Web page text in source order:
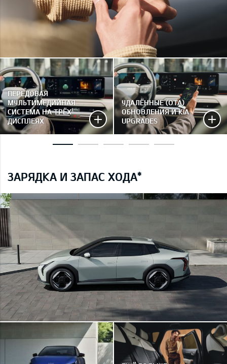
ПЕРЕДОВАЯ
МУЛЬТИМЕДИЙНАЯ
СИСТЕМА НА ТРЁХ
ДИСПЛЕЯХ
УДАЛЁННЫЕ (OTA)
ОБНОВЛЕНИЯ И KIA
UPGRADES
ЗАРЯДКА И ЗАПАС ХОДА*